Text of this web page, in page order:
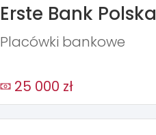
Erste Bank Polska
Placówki bankowe
25 000 zł